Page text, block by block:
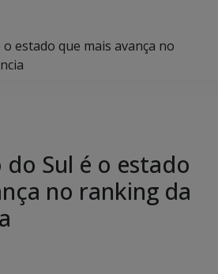
estado que mais avança no
Sul é o estado
no ranking da